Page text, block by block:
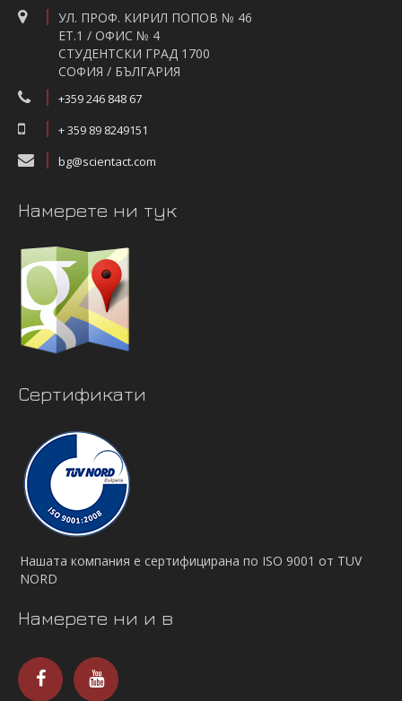
УЛ. ПРОФ. КИРИЛ ПОПОВ № 46
ЕТ.1 / ОФИС № 4
СТУДЕНТСКИ ГРАД 1700
СОФИЯ / БЪЛГАРИЯ
+359 246 848 67
+ 359 89 8249151
bg@scientact.com
Намерете ни тук
Сертификати
Нашата компания е сертифицирана по ISO 9001 от TUV
NORD
Намерете ни и в